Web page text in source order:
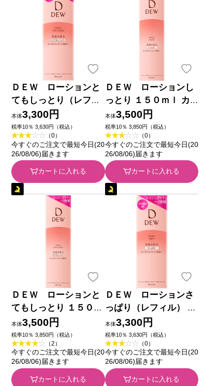
ＤＥＷ ローションと
てもしっとり（レフィ
ル） １５０ｍｌ カネ
ボウ化粧品
本体3,300円
税率10％ 3,630円（税込）
（0）
今すぐのご注文で最短今日(20
26/08/06)届きます
カートに入れる
ＤＥＷ ローションし
っとり １５０ｍｌ カ
ネボウ化粧品
本体3,500円
税率10％ 3,850円（税込）
（0）
今すぐのご注文で最短今日(20
26/08/06)届きます
カートに入れる
ＤＥＷ ローションと
てもしっとり １５０ｍ
ｌ カネボウ化粧品
本体3,500円
税率10％ 3,850円（税込）
（2）
今すぐのご注文で最短今日(20
26/08/06)届きます
カートに入れる
ＤＥＷ ローションさ
っぱり（レフィル） １
５０ｍｌ カネボウ化粧
品
本体3,300円
税率10％ 3,630円（税込）
（0）
今すぐのご注文で最短今日(20
26/08/06)届きます
カートに入れる